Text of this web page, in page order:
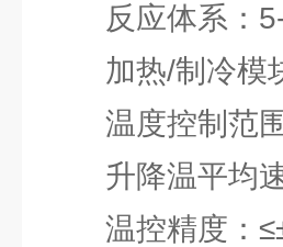
反应体系：5-
加热/制冷模块
温度控制范
升降温平均速
温控精度：